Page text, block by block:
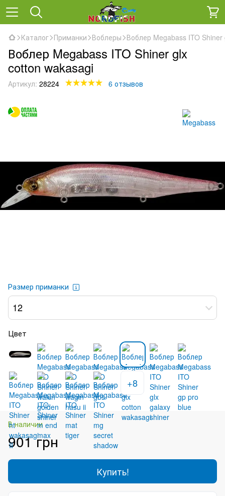
Каталог Приманки Воблеры Воблер Megabass ITO
Воблер Megabass ITO Shiner glx
cotton wakasagi
Артикул: 28224 6 отзывов
Размер приманки
12
Цвет
+8
В наличии
901 грн
Купить!